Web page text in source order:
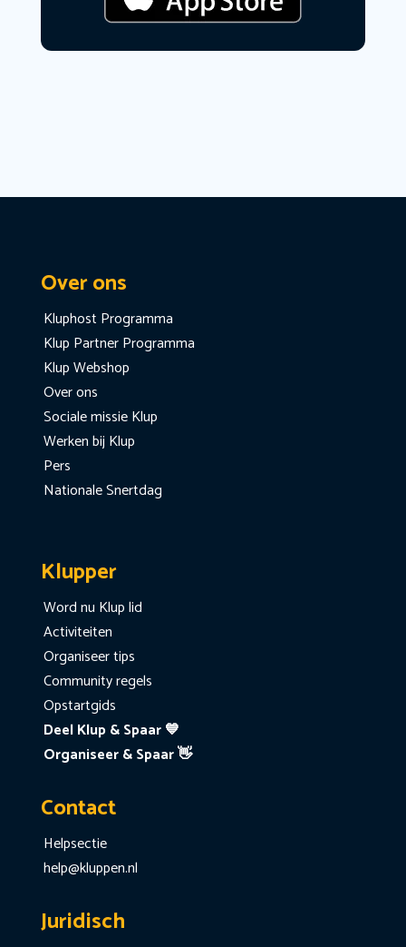
Over ons
Kluphost Programma
Klup Partner Programma
Klup Webshop
Over ons
Sociale missie Klup
Werken bij Klup
Pers
Nationale Snertdag
Klupper
Word nu Klup lid
Activiteiten
Organiseer tips
Community regels
Opstartgids
Deel Klup & Spaar 💙
Organiseer & Spaar 👋
Contact
Helpsectie
help@kluppen.nl
Juridisch